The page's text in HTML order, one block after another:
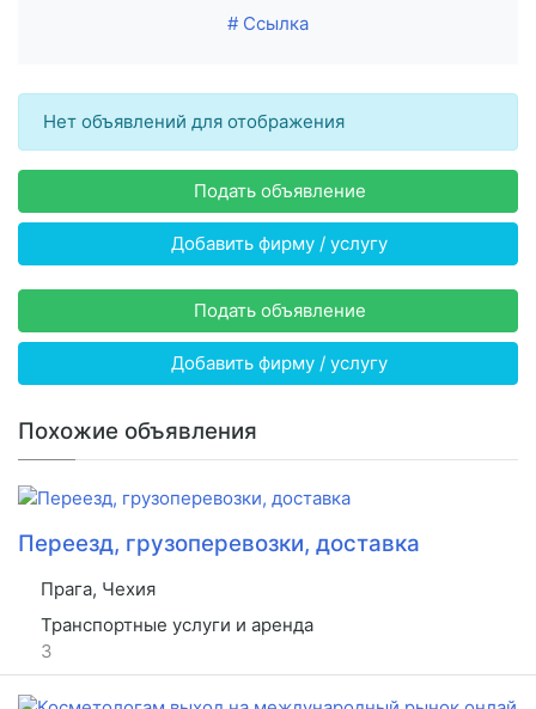
# Ссылка
Нет объявлений для отображения
Подать объявление
Добавить фирму / услугу
Подать объявление
Добавить фирму / услугу
Похожие объявления
Переезд, грузоперевозки, доставка
Прага, Чехия
Транспортные услуги и аренда
3